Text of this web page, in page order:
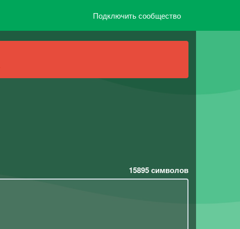
Подключить сообщество
15895символов